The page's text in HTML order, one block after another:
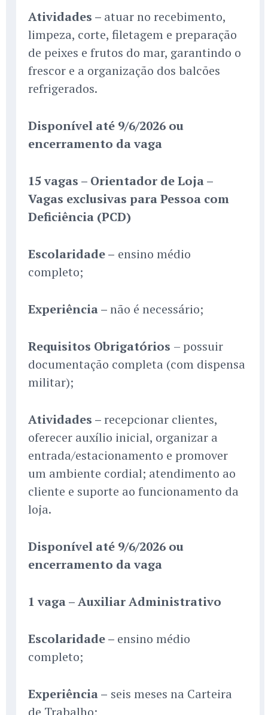
Atividades – atuar no recebimento,
limpeza, corte, filetagem e preparação
de peixes e frutos do mar, garantindo o
frescor e a organização dos balcões
refrigerados.
Disponível até 9/6/2026 ou
encerramento da vaga
15 vagas – Orientador de Loja –
Vagas exclusivas para Pessoa com
Deficiência (PCD)
Escolaridade – ensino médio
completo;
Experiência –não é necessário;
Requisitos Obrigatórios – possuir
documentação completa (com dispensa
militar);
Atividades –recepcionar clientes,
oferecer auxílio inicial, organizar a
entrada/estacionamento e promover
um ambiente cordial; atendimento ao
cliente e suporte ao funcionamento da
loja.
Disponível até 9/6/2026 ou
encerramento da vaga
1 vaga – Auxiliar Administrativo
Escolaridade – ensino médio
completo;
Experiência – seis meses na Carteira
de Trabalho;